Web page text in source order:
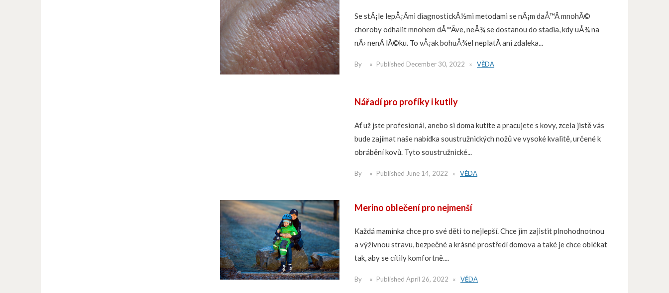
Se stÃ¡le lepÅ¡Ã­mi diagnostickÃ½mi metodami se nÃ¡m daÅ™Ã­ mnohÃ©
choroby odhalit mnohem dÅ™Ã­ve, neÅ¾ se dostanou do stadia, kdy uÅ¾ na
nÄ› nenÃ­ lÃ©ku. To vÅ¡ak bohuÅ¾el neplatÃ­ ani zdaleka...
By Published December 30, 2022 VĚDA
Nářadí pro profíky i kutily
Ať už jste profesionál, anebo si doma kutíte a pracujete s kovy, zcela jistě vás
bude zajímat naše nabídka soustružnických nožů ve vysoké kvalitě, určené k
obrábění kovů. Tyto soustružnické...
By Published June 14, 2022 VĚDA
Merino oblečení pro nejmenší
Každá maminka chce pro své děti to nejlepší. Chce jim zajistit plnohodnotnou
a výživnou stravu, bezpečné a krásné prostředí domova a také je chce oblékat
tak, aby se cítily komfortně....
By Published April 26, 2022 VĚDA